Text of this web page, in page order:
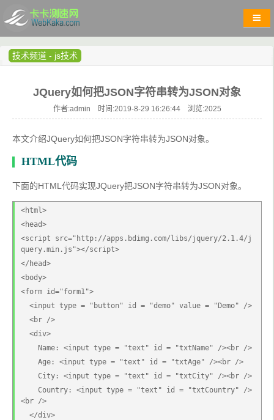
技术频道 - js技术
JQuery如何把JSON字符串转为JSON对象
作者:admin 时间:2019-8-29 16:26:44 浏览:2025
本文介绍JQuery如何把JSON字符串转为JSON对象。
HTML代码
下面的HTML代码实现JQuery把JSON字符串转为JSON对象。
<html>
<head>
<script src="http://apps.bdimg.com/libs/jquery/2.1.4/j
query.min.js"></script>
</head>
<body>
<form id="form1">
<input type = "button" id = "demo" value = "Demo" />
<br />
<div>
Name: <input type = "text" id = "txtName" /><br />
Age: <input type = "text" id = "txtAge" /><br />
City: <input type = "text" id = "txtCity" /><br />
Country: <input type = "text" id = "txtCountry" />
<br />
</div>